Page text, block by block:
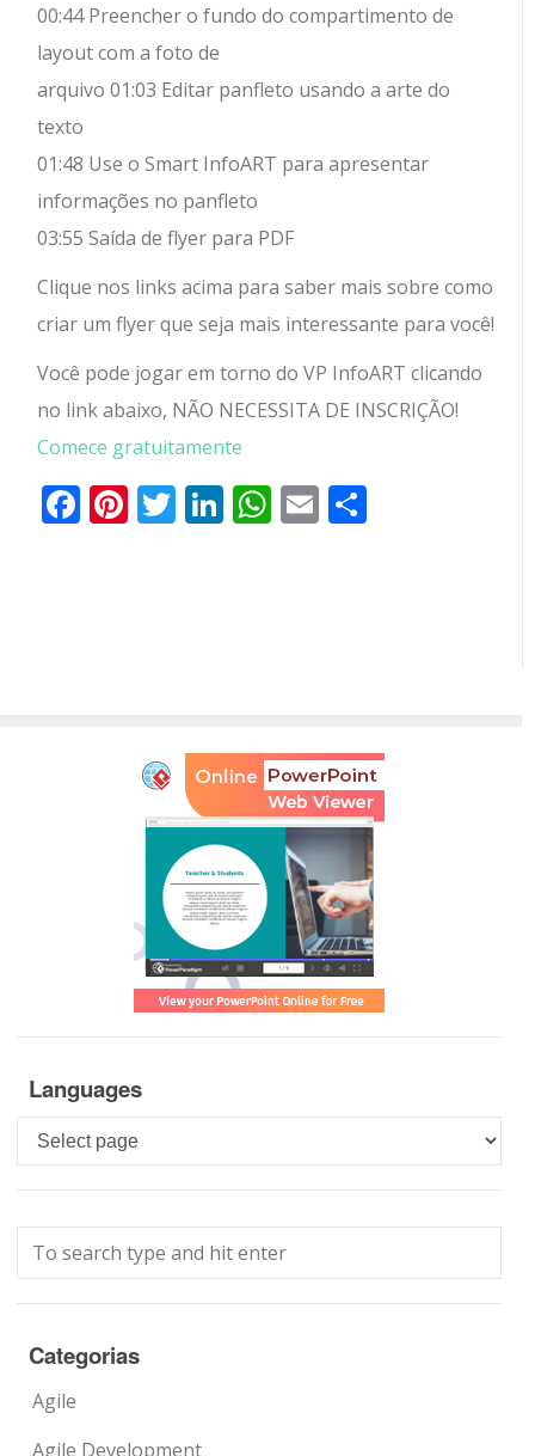
00:44 Preencher o fundo do compartimento de
layout com a foto de
arquivo 01:03 Editar panfleto usando a arte do
texto
01:48 Use o Smart InfoART para apresentar
informações no panfleto
03:55 Saída de flyer para PDF
Clique nos links acima para saber mais sobre como
criar um flyer que seja mais interessante para você!
Você pode jogar em torno do VP InfoART clicando
no link abaixo, NÃO NECESSITA DE INSCRIÇÃO!
Comece gratuitamente
Facebook
Pinterest
Twitter
LinkedIn
WhatsApp
Email
Languages
Languages
Categorias
Agile
Agile Development